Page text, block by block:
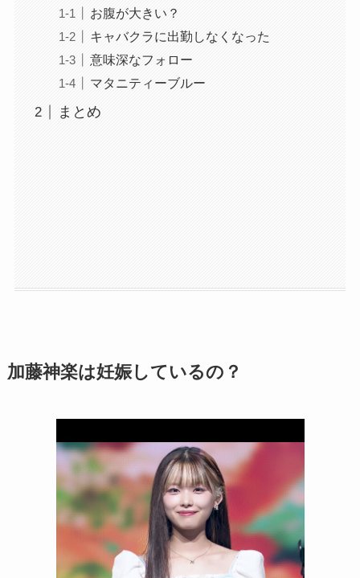
お腹が大きい？
キャバクラに出勤しなくなった
意味深なフォロー
マタニティーブルー
まとめ
加藤神楽は妊娠しているの？